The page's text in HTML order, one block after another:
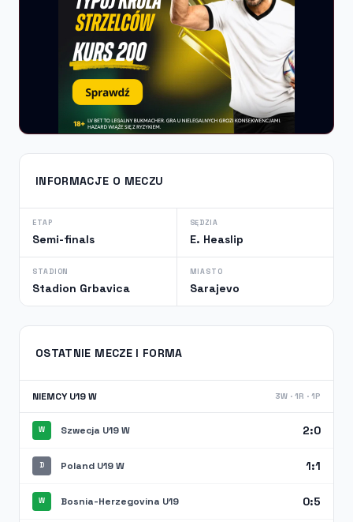
INFORMACJE O MECZU
ETAP
Semi-finals
SĘDZIA
E. Heaslip
STADION
Stadion Grbavica
MIASTO
Sarajevo
OSTATNIE MECZE I FORMA
NIEMCY U19 W 3W · 1R · 1P
W Szwecja U19 W 2:0
D Poland U19 W 1:1
W Bosnia-Herzegovina U19 0:5